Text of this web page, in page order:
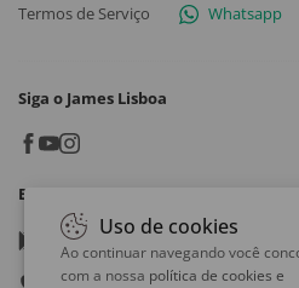
Termos de Serviço
Whatsapp
Siga o James Lisboa
Baixe o App
Google play
App store
Uso de cookies
Ao continuar navegando você
com a nossa política de cookies e